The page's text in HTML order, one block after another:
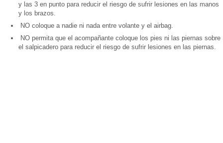
y las 3 en punto para reducir el riesgo de sufrir lesiones en las manos
y los brazos.
NO coloque a nadie ni nada entre volante y el airbag.
NO permita que el acompañante coloque los pies ni las piernas sobre
el salpicadero para reducir el riesgo de sufrir lesiones en las piernas.